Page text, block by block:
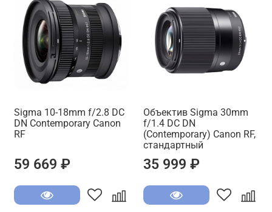
Sigma 10-18mm f/2.8 DC
DN Contemporary Canon
RF
59 669 ₽
Объектив Sigma 30mm
f/1.4 DC DN
(Contemporary) Canon RF,
стандартный
35 999 ₽